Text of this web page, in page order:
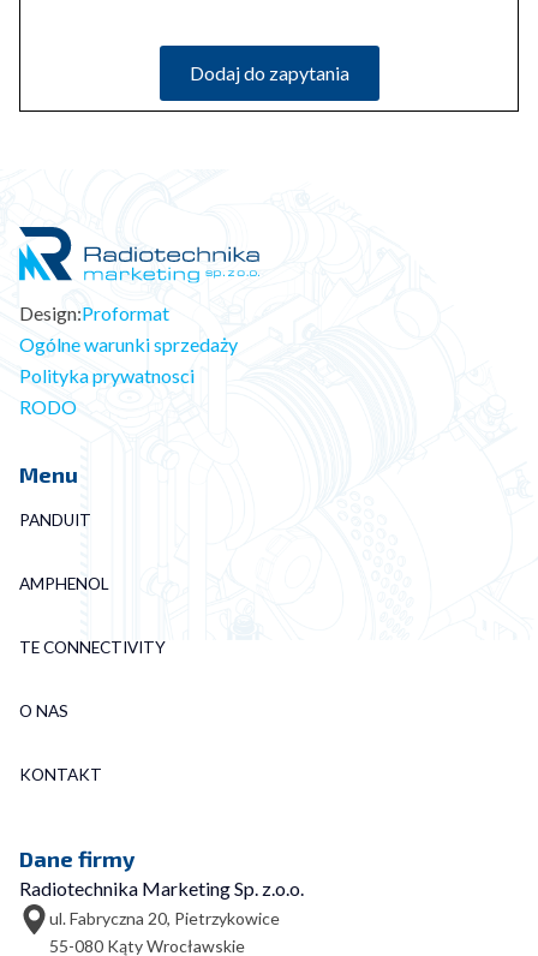
Dodaj do zapytania
Design:Proformat
Ogólne warunki sprzedaży
Polityka prywatnosci
RODO
Menu
PANDUIT
AMPHENOL
TE CONNECTIVITY
O NAS
KONTAKT
Dane firmy
Radiotechnika Marketing Sp. z.o.o.
ul. Fabryczna 20, Pietrzykowice
55-080 Kąty Wrocławskie